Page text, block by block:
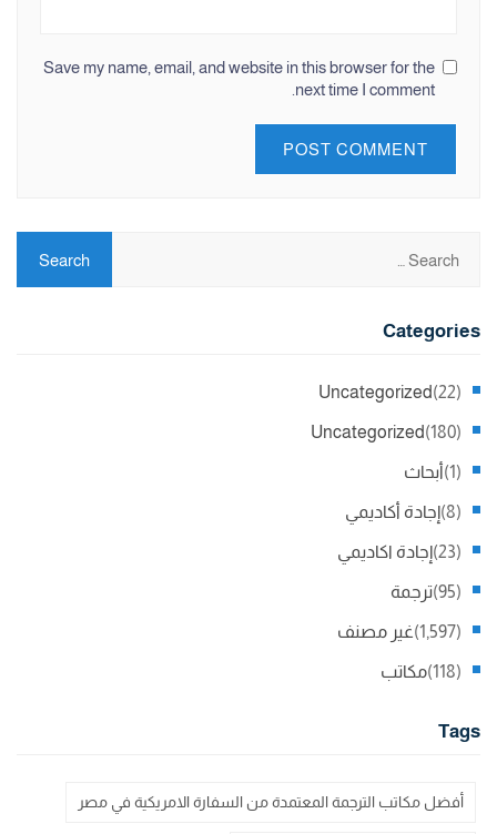
Save my name, email, and website in this browser for the
next time I comment.
Categories
Uncategorized (22)
Uncategorized (180)
أبحاث (1)
إجادة أكاديمي (8)
إجادة اكاديمي (23)
ترجمة (95)
غير مصنف (1,597)
مكاتب (118)
Tags
أفضل مكاتب الترجمة المعتمدة من السفارة الامريكية في مصر